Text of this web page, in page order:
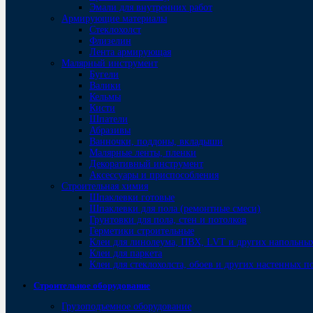
Эмали для внутренних работ
Армирующие материалы
Стеклохолст
Флизелин
Лента армирующая
Малярный инструмент
Бугели
Валики
Кельмы
Кисти
Шпатели
Абразивы
Ванночки, поддоны, вкладыши
Малярные ленты, пленки
Декоративный инструмент
Аксессуары и приспособления
Строительная химия
Шпаклевки готовые
Шпаклевки для пола (ремонтные смеси)
Грунтовки для пола, стен и потолков
Герметики строительные
Клеи для линолеума, ПВХ, LVT и других
Клеи для паркета
Клеи для стеклохолста, обоев и других настенных
Строительное оборудование
Грузоподъемное оборудование